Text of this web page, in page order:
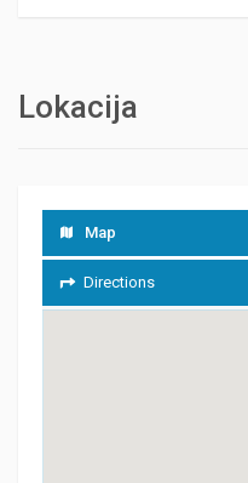
Lokacija
Map
Directions